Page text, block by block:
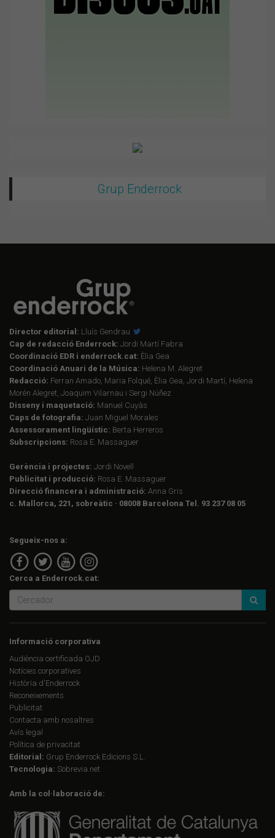
Grup Enderrock
Director editorial: Lluís Gendrau
Cap de redacció Enderrock: Jordi Martí Fabra
Coordinació EDR i enderrock.cat: Èlia Gea
Coordinació Anuari de la Música: Helena M. Alegret
Redacció: Ferran Amado, Maria Folqué, Èlia Gea, Jordi Martí, Helena
Morén Alegret, Joaquim Vilarnau i Sergi Núñez
Disseny i maquetació: Manuel Cuyàs
Caps de fotografia: Juan Miguel Morales
Assessorament lingüístic: Berta Herreros
Subscripcions: Rosa E. Massaguer
Gerència i projectes: Jordi Novell
Publicitat i producció: Rosa E. Massaguer
Direcció financera i administració: Anna Gris
c. Mallorca, 221, sobreàtic · 08008 Barcelona Tel. 93 237 08 05
Segueix-nos a:
Cerca a Enderrock.cat:
Informació corporativa
Audiència certificada OJD
Notícies corporatives
Història d'Enderrock
Reconeixements
Publicitat
Contacta amb nosaltres
Avís legal
Política de privacitat
Editorial: Grup Enderrock Edicions S.L.
Tecnologia: Sobrevia.net
Amb la col·laboració de: